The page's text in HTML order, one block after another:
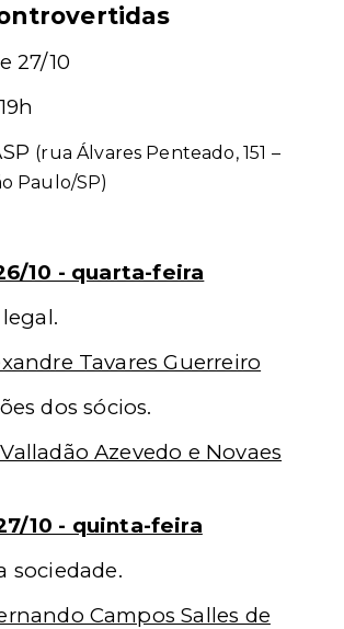
27/10
19h
(rua Álvares Penteado, 151 –
Paulo/SP)
10 - quarta-feira
Tavares Guerreiro
dos sócios.
Azevedo e Novaes
10 - quinta-feira
sociedade.
Campos Salles de